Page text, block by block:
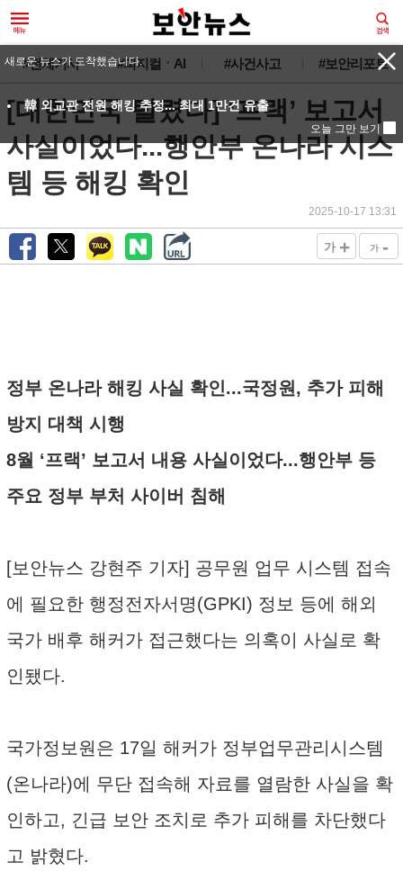
#전체기사 #피지컬ㆍAI #사건사고 #보안리포트
[대한민국 털렸다] ‘프랙’ 보고서
사실이었다...행안부 온나라 시스
템 등 해킹 확인
2025-10-17 13:31
가 + 가 -
정부 온나라 해킹 사실 확인...국정원, 추가 피해
방지 대책 시행
8월 ‘프랙’ 보고서 내용 사실이었다...행안부 등
주요 정부 부처 사이버 침해
[보안뉴스 강현주 기자] 공무원 업무 시스템 접속
에 필요한 행정전자서명(GPKI) 정보 등에 해외
국가 배후 해커가 접근했다는 의혹이 사실로 확
인됐다.
국가정보원은 17일 해커가 정부업무관리시스템
(온나라)에 무단 접속해 자료를 열람한 사실을 확
인하고, 긴급 보안 조치로 추가 피해를 차단했다
고 밝혔다.
새로운 뉴스가 도착했습니다.
韓 외교관 전원 해킹 추정... 최대 1만건 유출
오늘 그만 보기